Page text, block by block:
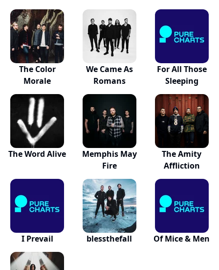
The Color
Morale
We Came As
Romans
For All Those
Sleeping
The Word Alive
Memphis May
Fire
The Amity
Affliction
I Prevail blessthefall Of Mice & Men